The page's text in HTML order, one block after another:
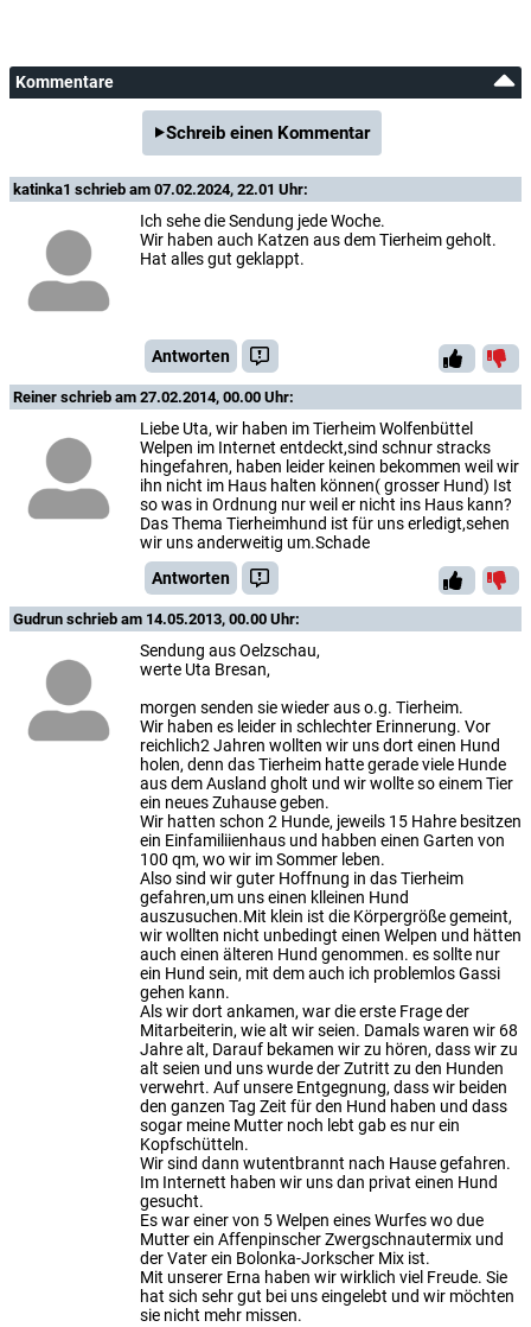
Kommentare
Schreib einen Kommentar
katinka1 schrieb am 07.02.2024, 22.01 Uhr:
Ich sehe die Sendung jede Woche.
Wir haben auch Katzen aus dem Tierheim geholt.
Hat alles gut geklappt.
Antworten
Reiner schrieb am 27.02.2014, 00.00 Uhr:
Liebe Uta, wir haben im Tierheim Wolfenbüttel
Welpen im Internet entdeckt,sind schnur stracks
hingefahren, haben leider keinen bekommen weil wir
ihn nicht im Haus halten können( grosser Hund) Ist
so was in Ordnung nur weil er nicht ins Haus kann?
Das Thema Tierheimhund ist für uns erledigt,sehen
wir uns anderweitig um.Schade
Antworten
Gudrun schrieb am 14.05.2013, 00.00 Uhr:
Sendung aus Oelzschau,
werte Uta Bresan,
morgen senden sie wieder aus o.g. Tierheim.
Wir haben es leider in schlechter Erinnerung. Vor
reichlich2 Jahren wollten wir uns dort einen Hund
holen, denn das Tierheim hatte gerade viele Hunde
aus dem Ausland gholt und wir wollte so einem Tier
ein neues Zuhause geben.
Wir hatten schon 2 Hunde, jeweils 15 Hahre besitzen
ein Einfamiliienhaus und habben einen Garten von
100 qm, wo wir im Sommer leben.
Also sind wir guter Hoffnung in das Tierheim
gefahren,um uns einen klleinen Hund
auszusuchen.Mit klein ist die Körpergröße gemeint,
wir wollten nicht unbedingt einen Welpen und hätten
auch einen älteren Hund genommen. es sollte nur
ein Hund sein, mit dem auch ich problemlos Gassi
gehen kann.
Als wir dort ankamen, war die erste Frage der
Mitarbeiterin, wie alt wir seien. Damals waren wir 68
Jahre alt, Darauf bekamen wir zu hören, dass wir zu
alt seien und uns wurde der Zutritt zu den Hunden
verwehrt. Auf unsere Entgegnung, dass wir beiden
den ganzen Tag Zeit für den Hund haben und dass
sogar meine Mutter noch lebt gab es nur ein
Kopfschütteln.
Wir sind dann wutentbrannt nach Hause gefahren.
Im Internett haben wir uns dan privat einen Hund
gesucht.
Es war einer von 5 Welpen eines Wurfes wo due
Mutter ein Affenpinscher Zwergschnautermix und
der Vater ein Bolonka-Jorkscher Mix ist.
Mit unserer Erna haben wir wirklich viel Freude. Sie
hat sich sehr gut bei uns eingelebt und wir möchten
sie nicht mehr missen.